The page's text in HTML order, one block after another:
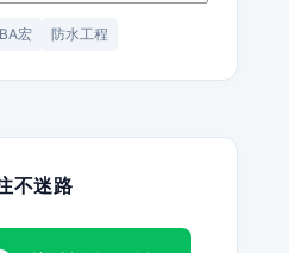
宏 防水工程
不迷路